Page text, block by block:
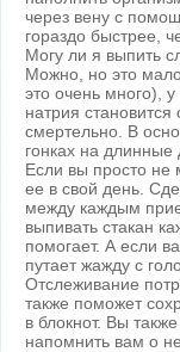
через вену с
гораздо быстрее,
Могу ли я выпить
Можно, но это
это очень много),
натрия
смертельно. В
гонках на длинные
Если вы просто не
ее в свой день.
между каждым
выпивать стакан
помогает. А если
путает жажду с
Отслеживание
также поможет
в блокнот. Вы
напомнить вам о